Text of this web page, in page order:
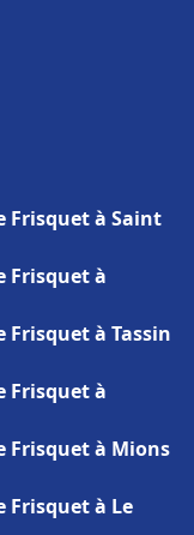
Frisquet à Saint
Frisquet à
à Tassin
Frisquet à
Frisquet à Mions
à Le